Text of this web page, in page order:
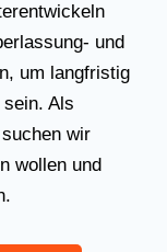
und
um langfristig
Als
wir
wollen und